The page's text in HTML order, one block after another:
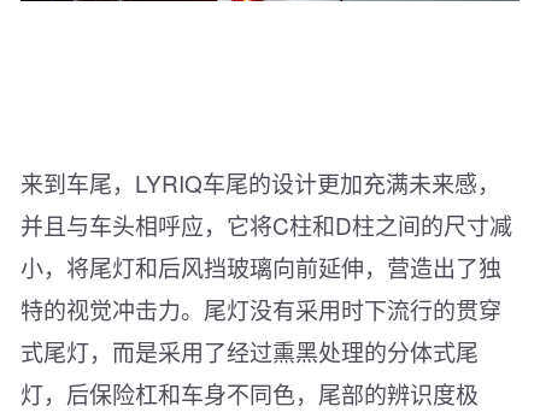
来到车尾，LYRIQ车尾的设计更加充满未来感，
并且与车头相呼应，它将C柱和D柱之间的尺寸减
小，将尾灯和后风挡玻璃向前延伸，营造出了独
特的视觉冲击力。尾灯没有采用时下流行的贯穿
式尾灯，而是采用了经过熏黑处理的分体式尾
灯，后保险杠和车身不同色，尾部的辨识度极